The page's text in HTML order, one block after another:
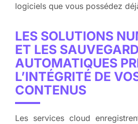
logiciels que vous possédez
LES SOLUTIONS
ET LES
AUTOMATIQUES
L’INTÉGRITÉ DE
CONTENUS
Les services cloud